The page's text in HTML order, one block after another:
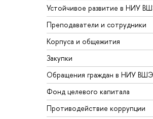
Устойчивое развитие в НИУ
Преподаватели и сотрудники
Корпуса и общежития
Закупки
Обращения граждан в НИУ ВШЭ
Фонд целевого капитала
Противодействие коррупции